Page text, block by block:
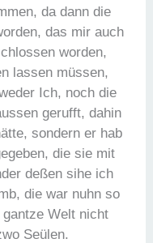
da dann die
das mir auch
worden,
lassen müssen,
Ich, noch die
gerufft, dahin
sondern er hab
die sie mit
deßen sihe ich
die war nuhn so
Welt nicht
Seülen.